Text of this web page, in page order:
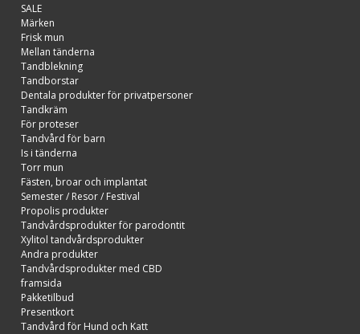
SALE
Märken
Frisk mun
Mellan tänderna
Tandblekning
Tandborstar
Dentala produkter för privatpersoner
Tandkräm
För proteser
Tandvård för barn
Is i tänderna
Torr mun
Fästen, broar och implantat
Semester / Resor / Festival
Propolis produkter
Tandvårdsprodukter för parodontit
Xylitol tandvårdsprodukter
Andra produkter
Tandvårdsprodukter med CBD
framsida
Pakketilbud
Presentkort
Tandvård för Hund och Katt